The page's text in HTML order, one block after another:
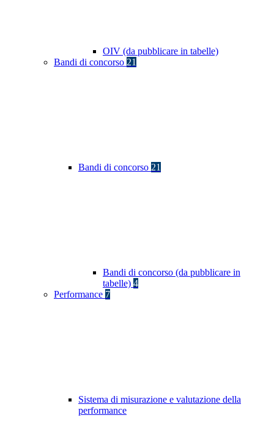
OIV (da pubblicare in tabelle)
Bandi di concorso 21
Bandi di concorso 21
Bandi di concorso (da pubblicare in
tabelle) 4
Performance 7
Sistema di misurazione e valutazione della
performance